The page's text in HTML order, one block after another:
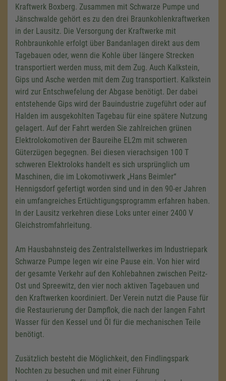
Kraftwerk Boxberg. Zusammen mit Schwarze Pumpe und
Jänschwalde gehört es zu den drei Braunkohlenkraftwerken
in der Lausitz. Die Versorgung der Kraftwerke mit
Rohbraunkohle erfolgt über Bandanlagen direkt aus dem
Tagebauen oder, wenn die Kohle über längere Strecken
transportiert werden muss, mit dem Zug. Auch Kalkstein,
Gips und Asche werden mit dem Zug transportiert. Kalkstein
wird zur Entschwefelung der Abgase benötigt. Der dabei
entstehende Gips wird der Bauindustrie zugeführt oder auf
Halden im ausgekohlten Tagebau für eine spätere Nutzung
gelagert. Auf der Fahrt werden Sie zahlreichen grünen
Elektrolokomotiven der Baureihe EL2m mit schweren
Güterzügen begegnen. Bei diesen vierachsigen 100 T
schweren Elektroloks handelt es sich ursprünglich um
Maschinen, die im Lokomotivwerk „Hans Beimler“
Hennigsdorf gefertigt worden sind und in den 90-er Jahren
ein umfangreiches Ertüchtigungsprogramm erfahren haben.
In der Lausitz verkehren diese Loks unter einer 2400 V
Gleichstromfahrleitung.
Am Hausbahnsteig des Zentralstellwerkes im Industriepark
Schwarze Pumpe legen wir eine Pause ein. Von hier wird
der gesamte Verkehr auf den Kohlebahnen zwischen Peitz-
Ost und Spreewitz, den vier noch aktiven Tagebauen und
den Kraftwerken koordiniert. Der Verein nutzt die Pause für
die Restaurierung der Dampflok, die nach der langen Fahrt
Wasser für den Kessel und Öl für die mechanischen Teile
benötigt.
Zusätzlich besteht die Möglichkeit, den Findlingspark
Nochten zu besuchen und mit einer Führung